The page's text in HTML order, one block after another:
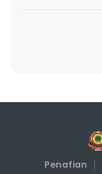
Penafian